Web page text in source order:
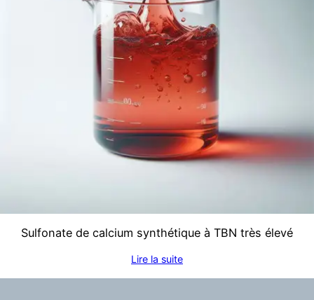
Sulfonate de calcium synthétique à TBN très élevé
Lire la suite